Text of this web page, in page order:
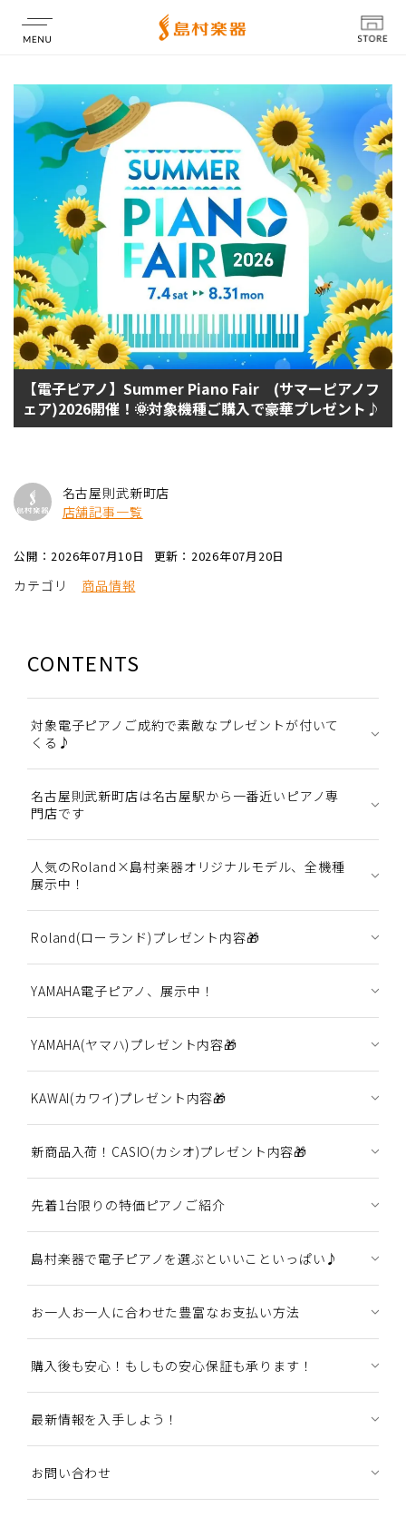
店舗情報
【電子ピアノ】Summer Piano Fair (サマーピアノフ
ェア)2026開催！🌞対象機種ご購入で豪華プレゼント♪
名古屋則武新町店
店舗記事一覧
公開：2026年07月10日 更新：2026年07月20日
カテゴリ 商品情報
CONTENTS
対象電子ピアノご成約で素敵なプレゼントが付いて
くる♪
名古屋則武新町店は名古屋駅から一番近いピアノ専
門店です
人気のRoland×島村楽器オリジナルモデル、全機種
展示中！
Roland(ローランド)プレゼント内容🎁
YAMAHA電子ピアノ、展示中！
YAMAHA(ヤマハ)プレゼント内容🎁
KAWAI(カワイ)プレゼント内容🎁
新商品入荷！CASIO(カシオ)プレゼント内容🎁
先着1台限りの特価ピアノご紹介
島村楽器で電子ピアノを選ぶといいこといっぱい♪
お一人お一人に合わせた豊富なお支払い方法
購入後も安心！もしもの安心保証も承ります！
最新情報を入手しよう！
お問い合わせ